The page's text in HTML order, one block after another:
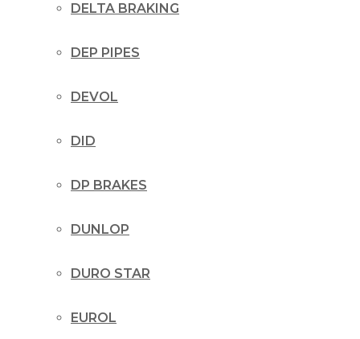
DELTA BRAKING
DEP PIPES
DEVOL
DID
DP BRAKES
DUNLOP
DURO STAR
EUROL